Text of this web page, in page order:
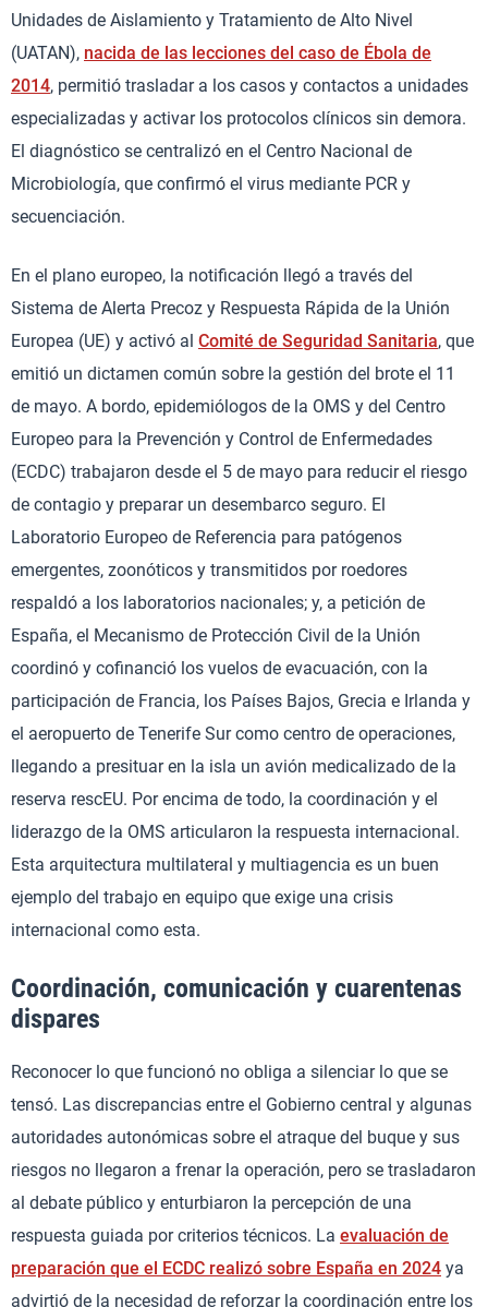
Unidades de Aislamiento y Tratamiento de Alto Nivel
(UATAN), nacida de las lecciones del caso de Ébola de
2014, permitió trasladar a los casos y contactos a unidades
especializadas y activar los protocolos clínicos sin demora.
El diagnóstico se centralizó en el Centro Nacional de
Microbiología, que confirmó el virus mediante PCR y
secuenciación.
En el plano europeo, la notificación llegó a través del
Sistema de Alerta Precoz y Respuesta Rápida de la Unión
Europea (UE) y activó al Comité de Seguridad Sanitaria, que
emitió un dictamen común sobre la gestión del brote el 11
de mayo. A bordo, epidemiólogos de la OMS y del Centro
Europeo para la Prevención y Control de Enfermedades
(ECDC) trabajaron desde el 5 de mayo para reducir el riesgo
de contagio y preparar un desembarco seguro. El
Laboratorio Europeo de Referencia para patógenos
emergentes, zoonóticos y transmitidos por roedores
respaldó a los laboratorios nacionales; y, a petición de
España, el Mecanismo de Protección Civil de la Unión
coordinó y cofinanció los vuelos de evacuación, con la
participación de Francia, los Países Bajos, Grecia e Irlanda y
el aeropuerto de Tenerife Sur como centro de operaciones,
llegando a presituar en la isla un avión medicalizado de la
reserva rescEU. Por encima de todo, la coordinación y el
liderazgo de la OMS articularon la respuesta internacional.
Esta arquitectura multilateral y multiagencia es un buen
ejemplo del trabajo en equipo que exige una crisis
internacional como esta.
Coordinación, comunicación y cuarentenas
dispares
Reconocer lo que funcionó no obliga a silenciar lo que se
tensó. Las discrepancias entre el Gobierno central y algunas
autoridades autonómicas sobre el atraque del buque y sus
riesgos no llegaron a frenar la operación, pero se trasladaron
al debate público y enturbiaron la percepción de una
respuesta guiada por criterios técnicos. La evaluación de
preparación que el ECDC realizó sobre España en 2024 ya
advirtió de la necesidad de reforzar la coordinación entre los